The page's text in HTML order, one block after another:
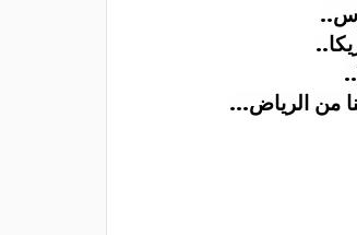
..
..
من الرياض...